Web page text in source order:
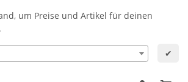
um Preise und Artikel für deinen
✔